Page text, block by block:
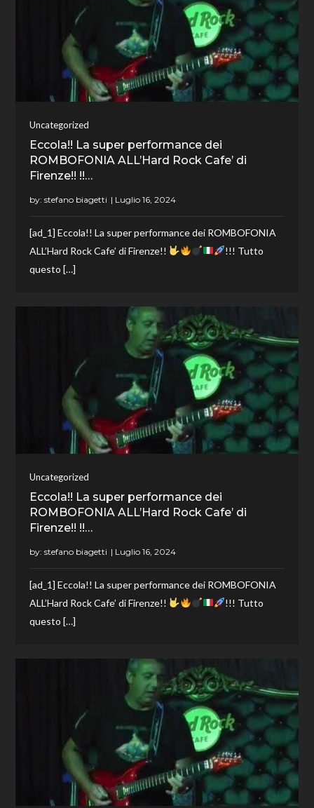
Uncategorized
Eccola!! La super performance dei
ROMBOFONIA ALL’Hard Rock Cafe’ di
Firenze!! !!…
by:stefano biagetti
[ad_1] Eccola!! La super performance dei ROMBOFONIA
ALL’Hard Rock Cafe’ di Firenze!!
!!! Tutto
questo […]
Uncategorized
Eccola!! La super performance dei
ROMBOFONIA ALL’Hard Rock Cafe’ di
Firenze!! !!…
by:stefano biagetti
[ad_1] Eccola!! La super performance dei ROMBOFONIA
ALL’Hard Rock Cafe’ di Firenze!!
!!! Tutto
questo […]